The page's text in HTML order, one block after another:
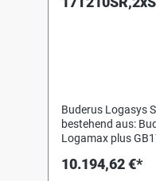
Buderus Logasys
bestehend aus:
Logamax plus
DVGW Arbeitsblatt
10.194,62 €*